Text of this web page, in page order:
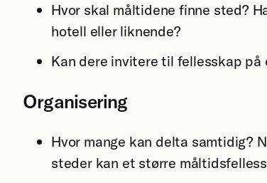
Hvor skal måltidene finne sted?
hotell eller liknende?
Kan dere invitere til fellesskap
Organisering
Hvor mange kan delta samtidig?
steder kan et større